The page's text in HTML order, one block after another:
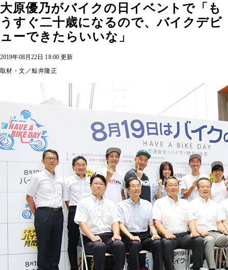
大原優乃がバイクの日イベントで「も
うすぐ二十歳になるので、バイクデビ
ューできたらいいな」
2019年08月22日 18:00 更新
取材・文／鯨井隆正